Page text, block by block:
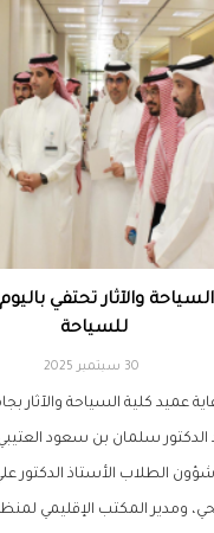
والآثار تحتفي
للسياحة
30 سبتمبر 2025
عميد كلية السياحة والآثار
سلمان بن سعود
الطلاب الأستاذ الدكتور
ومدير المكتب الإقليمي